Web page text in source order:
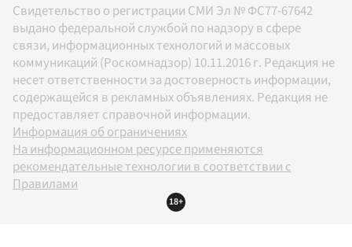
Свидетельство о регистрации СМИ Эл № ФС77-67642
выдано федеральной службой по надзору в сфере
связи, информационных технологий и массовых
коммуникаций (Роскомнадзор) 10.11.2016 г. Редакция не
несет ответственности за достоверность информации,
содержащейся в рекламных объявлениях. Редакция не
предоставляет справочной информации.
Информация об ограничениях
На информационном ресурсе применяются
рекомендательные технологии в соответствии с
Правилами
18+